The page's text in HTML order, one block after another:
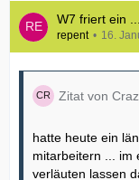
W7 friert ein
repent 16.
Zitat von
hatte heute ein
mitarbeitern ... im
verläuten lassen